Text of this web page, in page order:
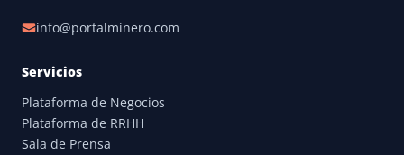
info@portalminero.com
Servicios
Plataforma de Negocios
Plataforma de RRHH
Sala de Prensa